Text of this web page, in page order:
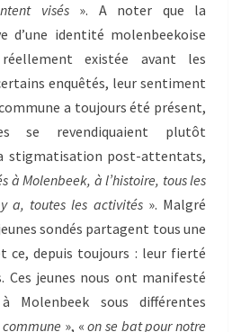
visés». A noter que la
d’une identité molenbeekoise
existée avant les
enquêtés, leur sentiment
a toujours été présent,
se revendiquaient plutôt
stigmatisation post-attentats,
à Molenbeek, à l’histoire, tous les
a, toutes les activités». Malgré
sondés partagent tous une
ce, depuis toujours : leur fierté
Ces jeunes nous ont manifesté
Molenbeek sous différentes
commune », «on se bat pour notre